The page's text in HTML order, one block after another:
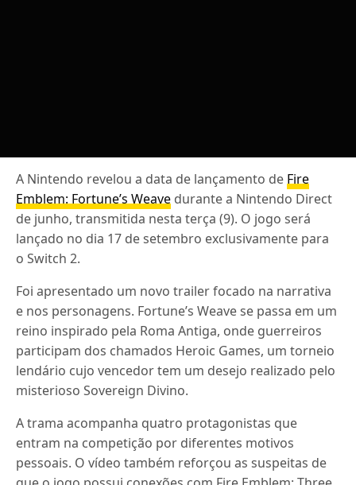
A Nintendo revelou a data de lançamento de Fire
Emblem: Fortune’s Weave durante a Nintendo Direct
de junho, transmitida nesta terça (9). O jogo será
lançado no dia 17 de setembro exclusivamente para
o Switch 2.
Foi apresentado um novo trailer focado na narrativa
e nos personagens. Fortune’s Weave se passa em um
reino inspirado pela Roma Antiga, onde guerreiros
participam dos chamados Heroic Games, um torneio
lendário cujo vencedor tem um desejo realizado pelo
misterioso Sovereign Divino.
A trama acompanha quatro protagonistas que
entram na competição por diferentes motivos
pessoais. O vídeo também reforçou as suspeitas de